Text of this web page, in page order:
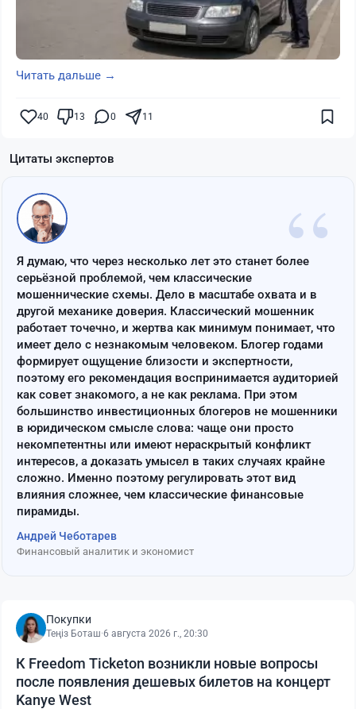
Читать дальше →
40 13 0 11
Цитаты экспертов
“
Я думаю, что через несколько лет это станет более
серьёзной проблемой, чем классические
мошеннические схемы. Дело в масштабе охвата и в
другой механике доверия. Классический мошенник
работает точечно, и жертва как минимум понимает, что
имеет дело с незнакомым человеком. Блогер годами
формирует ощущение близости и экспертности,
поэтому его рекомендация воспринимается аудиторией
как совет знакомого, а не как реклама. При этом
большинство инвестиционных блогеров не мошенники
в юридическом смысле слова: чаще они просто
некомпетентны или имеют нераскрытый конфликт
интересов, а доказать умысел в таких случаях крайне
сложно. Именно поэтому регулировать этот вид
влияния сложнее, чем классические финансовые
пирамиды.
Андрей Чеботарев
Финансовый аналитик и экономист
Покупки
Теңіз Боташ·6 августа 2026 г., 20:30
К Freedom Ticketon возникли новые вопросы
после появления дешевых билетов на концерт
Kanye West